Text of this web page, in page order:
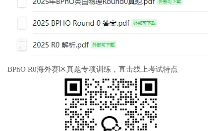
BPhO R0海外赛区真题专项训练，直击线上考试特点